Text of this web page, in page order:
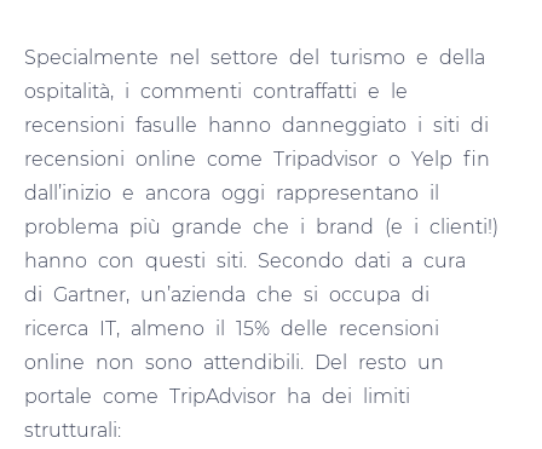
Specialmente nel settore del turismo e della
ospitalità, i commenti contraffatti e le
recensioni fasulle hanno danneggiato i siti di
recensioni online come Tripadvisor o Yelp fin
dall’inizio e ancora oggi rappresentano il
problema più grande che i brand (e i clienti!)
hanno con questi siti. Secondo dati a cura
di Gartner, un’azienda che si occupa di
ricerca IT, almeno il 15% delle recensioni
online non sono attendibili. Del resto un
portale come TripAdvisor ha dei limiti
strutturali: